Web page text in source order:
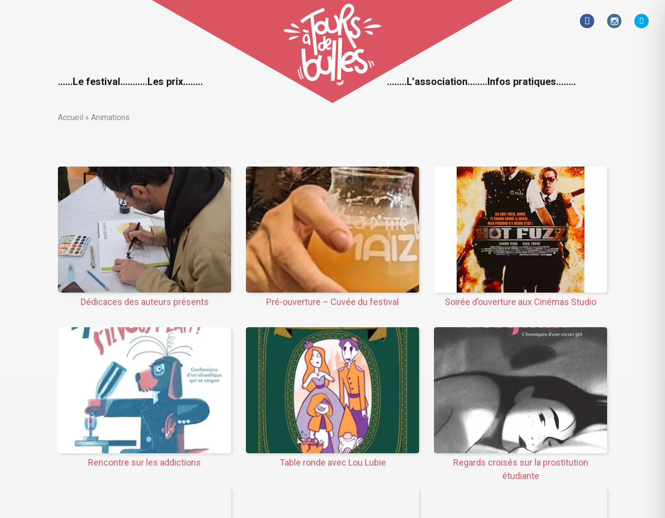
……Le festival….…….Les prix…….. ……..L’association……..Infos pratiques……..
Accueil » Animations
Dédicaces des auteurs présents Pré-ouverture – Cuvée du festival Soirée d’ouverture aux Cinémas Studio
Rencontre sur les addictions Table ronde avec Lou Lubie
Regards croisés sur la prostitution
étudiante